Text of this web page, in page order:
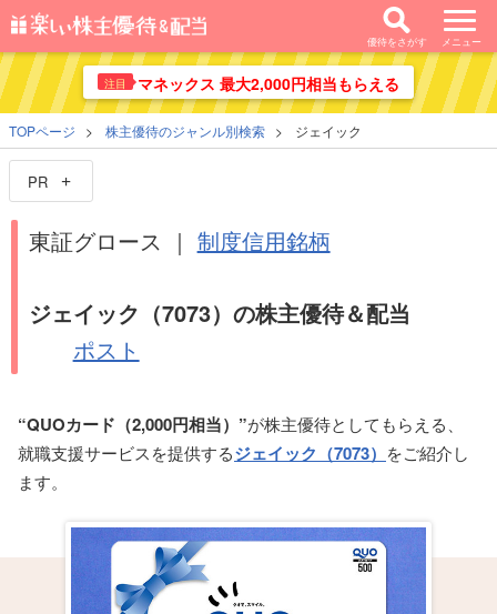
優待をさがす メニュー
注目 マネックス 最大2,000円相当もらえる
TOPページ 株主優待のジャンル別検索 ジェイック
PR
東証グロース ｜ 制度信用銘柄
ジェイック（7073）の株主優待＆配当
ポスト
“QUOカード（2,000円相当）”が株主優待としてもらえる、
就職支援サービスを提供するジェイック（7073） をご紹介し
ます。